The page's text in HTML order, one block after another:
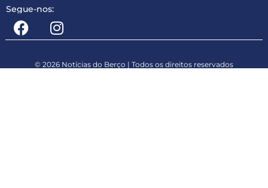
Segue-nos:
© 2026 Notícias do Berço | Todos os direitos reservados